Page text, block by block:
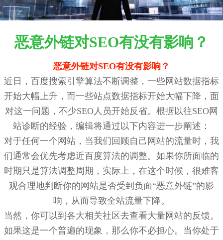
恶意外链对SEO有没有影响？
恶意外链对SEO有没有影响？
近日，百度搜索引擎算法不断调整，一些网站数据指标
开始大幅上升，而一些站点数据指标开始大幅下降，面
对这一问题，不少SEO人员开始反省。根据以往SEO网
站诊断的经验，编辑将通过以下内容进一步阐述：
对于任何一个网站，当我们回顾自己网站的流量时，我
们通常会优先考虑近百度算法的调整。如果你所面临的
时期只是算法调整周期，实际上，在这个时候，很难客
观合理地判断你的网站是否受到负面“恶意外链”的影
响，从而导致全站流量下降。
当然，你可以到各大相关社区去查看大量网站的反馈。
如果这是一个普遍的现象，那么你不必担心。当你处于